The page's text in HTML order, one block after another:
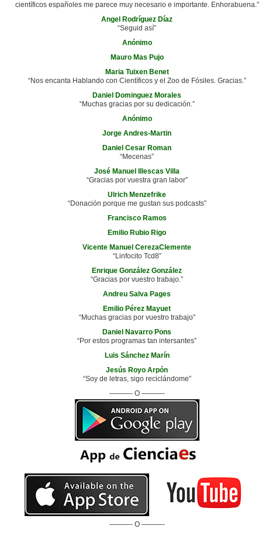
científicos españoles me parece muy necesario e importante. Enhorabuena.”
Angel Rodríguez Díaz
“Seguid así”
Anónimo
Mauro Mas Pujo
Maria Tuixen Benet
“Nos encanta Hablando con Científicos y el Zoo de Fósiles. Gracias.”
Daniel Dominguez Morales
“Muchas gracias por su dedicación.”
Anónimo
Jorge Andres-Martin
Daniel Cesar Roman
“Mecenas”
José Manuel Illescas Villa
“Gracias por vuestra gran labor”
Ulrich Menzefrike
“Donación porque me gustan sus podcasts”
Francisco Ramos
Emilio Rubio Rigo
Vicente Manuel CerezaClemente
“Linfocito Tcd8”
Enrique González González
“Gracias por vuestro trabajo.”
Andreu Salva Pages
Emilio Pérez Mayuet
“Muchas gracias por vuestro trabajo”
Daniel Navarro Pons
“Por estos programas tan intersantes”
Luis Sánchez Marín
Jesús Royo Arpón
“Soy de letras, sigo reciclándome”
———- O ———-
———- O ———-